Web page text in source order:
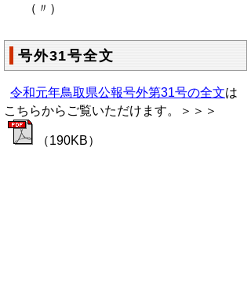
（〃）
号外31号全文
令和元年鳥取県公報号外第31号の全文は
こちらからご覧いただけます。＞＞＞
（190KB）